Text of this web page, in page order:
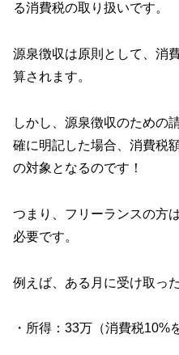
る消費税の取り扱いです。
源泉徴収は原則として、消
算されます。
しかし、源泉徴収のための
確に明記した場合、消費税
の対象となるのです！
つまり、フリーランスの方
必要です。
例えば、ある月に受け取っ
・所得：33万（消費税10%